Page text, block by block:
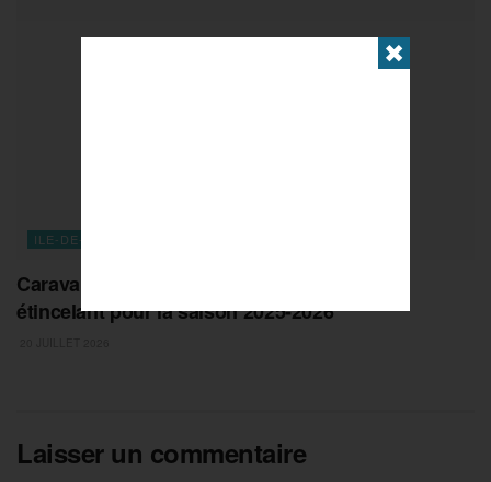
ILE-DE-FRANCE
Caravane du CROS Île-de-France : un bilan
étincelant pour la saison 2025-2026
Laisser un commentaire
✖